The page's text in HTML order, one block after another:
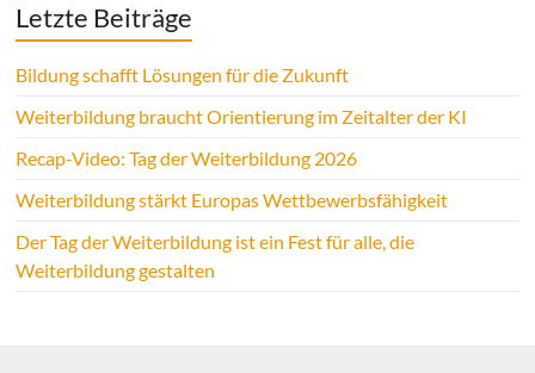
Letzte Beiträge
Bildung schafft Lösungen für die Zukunft
Weiterbildung braucht Orientierung im Zeitalter der KI
Recap-Video: Tag der Weiterbildung 2026
Weiterbildung stärkt Europas Wettbewerbsfähigkeit
Der Tag der Weiterbildung ist ein Fest für alle, die
Weiterbildung gestalten